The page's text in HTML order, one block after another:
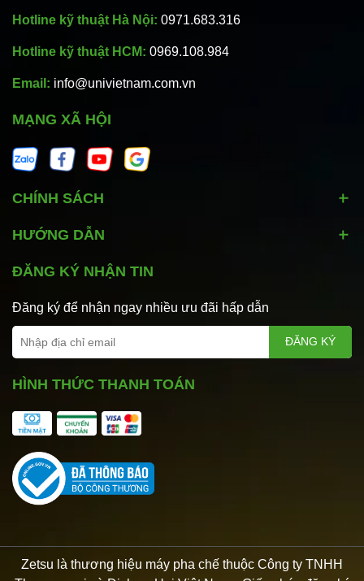
Hotline kỹ thuật Hà Nội: 0971.683.316
Hotline kỹ thuật HCM: 0969.108.984
Email: info@univietnam.com.vn
MẠNG XÃ HỘI
CHÍNH SÁCH
HƯỚNG DẪN
ĐĂNG KÝ NHẬN TIN
Đăng ký để nhận ngay nhiều ưu đãi hấp dẫn
ĐĂNG KÝ
HÌNH THỨC THANH TOÁN
Zetsu là thương hiệu máy pha chế thuộc Công ty TNHH